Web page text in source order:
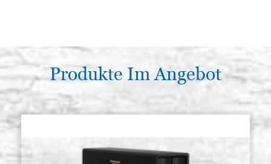
Produkte Im Angebot